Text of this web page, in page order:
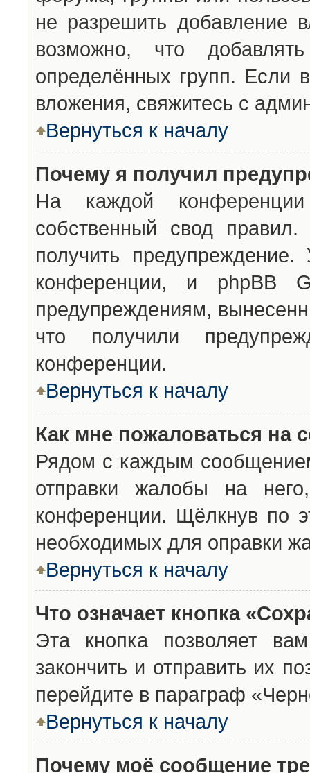
не разрешить добавление
возможно, что
определённых групп. Если
вложения, свяжитесь с
Вернуться к началу
Почему я получил
На каждой конференции
собственный свод
получить
конференции, и phpBB
предупреждениям,
что получили
конференции.
Вернуться к началу
Как мне пожаловаться на
Рядом с каждым
отправки жалобы на
конференции. Щёлкнув по
необходимых для оправки
Вернуться к началу
Что означает кнопка
Эта кнопка позволяет
закончить и отправить их
перейдите в параграф
Вернуться к началу
Почему моё сообщение